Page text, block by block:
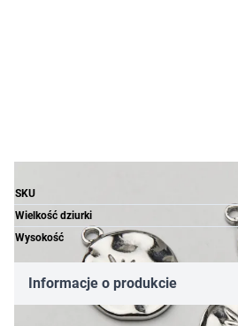
SKU
Wielkość dziurki
Wysokość
Informacje o produkcie